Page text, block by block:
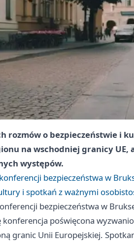
rozmów o bezpieczeństwie i
na wschodniej granicy UE,
występów.
bezpieczeństwa w
i spotkań z ważnymi
bezpieczeństwa w
konferencja poświęcona
granic Unii Europejskiej.